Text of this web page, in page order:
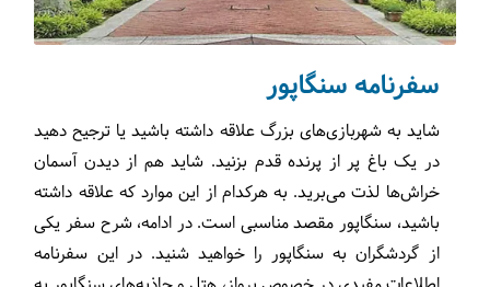
سفرنامه سنگاپور
شاید به شهربازی‌های بزرگ علاقه داشته باشید یا ترجیح دهید
در یک باغ پر از پرنده قدم بزنید. شاید هم از دیدن آسمان
خراش‌ها لذت می‌برید. به هرکدام از این موارد که علاقه داشته
باشید، سنگاپور مقصد مناسبی است. در ادامه، شرح سفر یکی
از گردشگران به سنگاپور را خواهید شنید. در این سفرنامه